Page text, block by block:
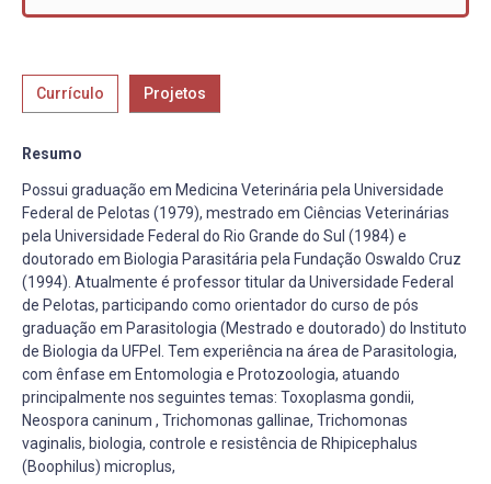
Currículo Projetos
Resumo
Possui graduação em Medicina Veterinária pela Universidade
Federal de Pelotas (1979), mestrado em Ciências Veterinárias
pela Universidade Federal do Rio Grande do Sul (1984) e
doutorado em Biologia Parasitária pela Fundação Oswaldo Cruz
(1994). Atualmente é professor titular da Universidade Federal
de Pelotas, participando como orientador do curso de pós
graduação em Parasitologia (Mestrado e doutorado) do Instituto
de Biologia da UFPel. Tem experiência na área de Parasitologia,
com ênfase em Entomologia e Protozoologia, atuando
principalmente nos seguintes temas: Toxoplasma gondii,
Neospora caninum , Trichomonas gallinae, Trichomonas
vaginalis, biologia, controle e resistência de Rhipicephalus
(Boophilus) microplus,